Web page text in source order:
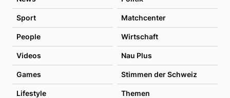
Sport Matchcenter
People Wirtschaft
Videos Nau Plus
Games Stimmen der Schweiz
Lifestyle Themen